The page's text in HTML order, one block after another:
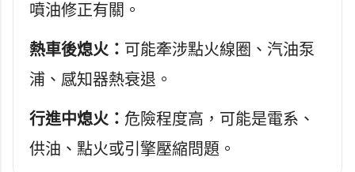
噴油修正有關。
熱車後熄火： 可能牽涉點火線圈、汽油泵
浦、感知器熱衰退。
行進中熄火： 危險程度高，可能是電系、
供油、點火或引擎壓縮問題。